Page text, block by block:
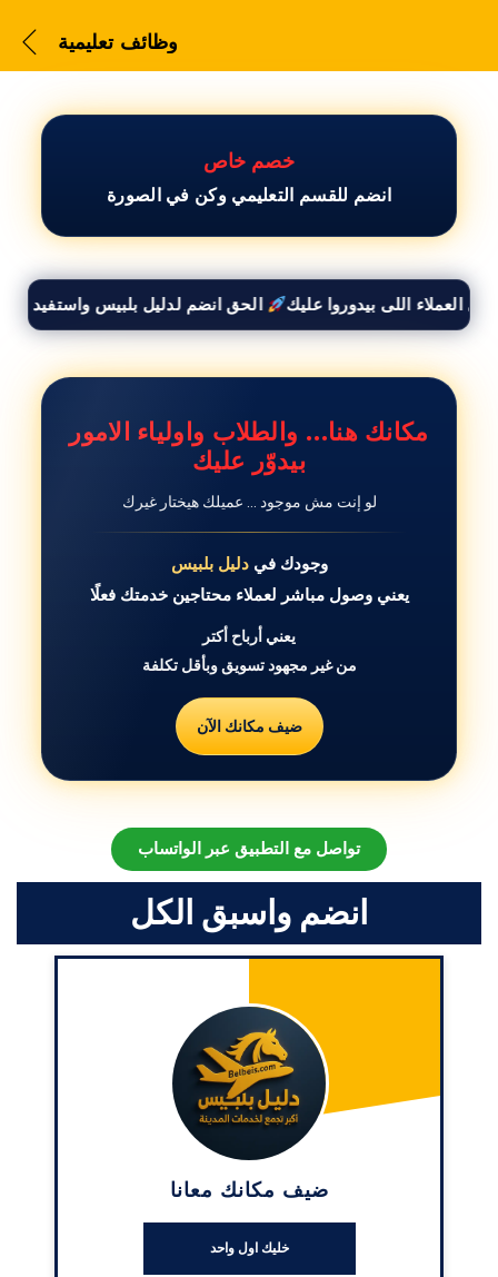
وظائف تعليمية
وظائف تعليمية
خصم خاص
انضم للقسم التعليمي وكن في الصورة
الحق انضم لدليل بلبيس واستفيد بخصم 50% وأوصل لكل العملاء اللى بيدوروا عليك
مكانك هنا… والطلاب واولياء الامور
بيدوّر عليك
لو إنت مش موجود … عميلك هيختار غيرك
وجودك فيدليل بلبيس
يعني وصول مباشر لعملاء محتاجين خدمتك فعلًا
يعني أرباح أكتر
من غير مجهود تسويق وبأقل تكلفة
ضيف مكانك الآن
تواصل مع التطبيق عبر الواتساب
انضم واسبق الكل
ضيف مكانك معانا
خليك اول واحد